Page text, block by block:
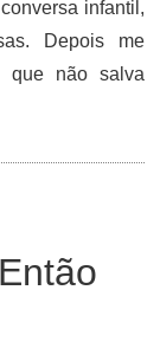
infantil,
Depois me
que não salva